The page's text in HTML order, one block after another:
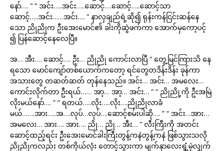
နော်…. ” “ အင်း…..အင်း…..ဆောင့်….ဆောင့်…..ဆောင့်သာ
ဆောင့်…..အင်း……အင်း…. ” နာလှချည်ရဲ့ဆို၍ ရုန်းကန်ငြင်းဆန်နေ
သော ညိုညိုက ဦးအေးမောင်၏ ခါးကိုဆွဲဖက်ကာ အောက်မှကော့ပင့်
၍ ပြန်ဆောင့်နေလေပြီ။
အ… အီး…. ဆောင့်…. ဦး… ညိုညို ကောင်းလာပြီ ” တွေ့မြင်ကြားသိ နေ
ရသော မောင်ကျော်တစ်ယောက်ကတော့ ရင်တွေတဒိန်းဒိန်း ခုန်ကာ
အသားတွေ တဆတ်ဆတ် တုန်နေသည်။ အင်း… အင်း… အမလေး…
ကောင်းလိုက်တာ ဦးရယ်…… အာ့… အာ့… အင်း… ” “ ညိုညို့ကို ဦးအမြဲ
လိုးမယ်နော်…. ” “ ရတယ်…..လိုး…..လိုး….ညိုညိုလာခံ
မယ်…….အား…..အ….လုပ်…လုပ်….ဆောင့်စမ်းပါဆို…. ” “ အင်း…အား…
အမလေး… အား…. အား…. ညို… ညို… အီး… ” လီးကြီးကို အတင်း
ဆောင့်ထည့်ရင်း ဦးအေးမောင်ခါးကြီးတွန့်ကနဲတွန့်ကနဲ ဖြစ်သွားသလို
ညိုညိုကလည်း တစ်ကိုယ်လုံး တောင့်သွားကာ မျက်နှာလေးရှုံ့မဲ့လျှက်